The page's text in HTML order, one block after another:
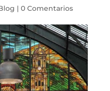
| 0 Comentarios